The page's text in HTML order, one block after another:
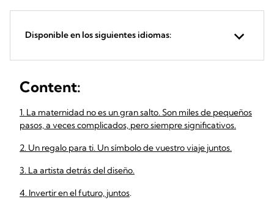
Disponible en los siguientes idiomas:
Content:
1. La maternidad no es un gran salto. Son miles de pequeños
pasos, a veces complicados, pero siempre significativos.
2. Un regalo para ti. Un símbolo de vuestro viaje juntos.
3. La artista detrás del diseño.
4. Invertir en el futuro, juntos.